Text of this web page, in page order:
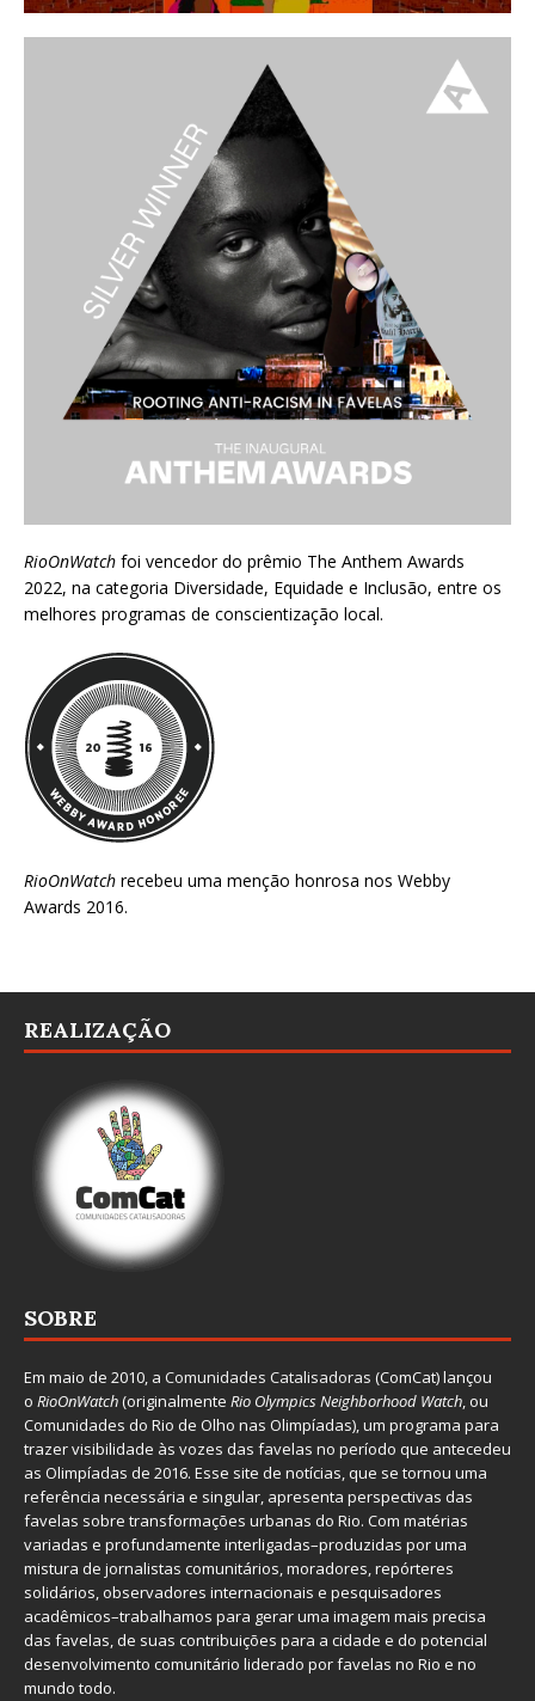
RioOnWatch foi vencedor do prêmio The Anthem Awards
2022, na categoria Diversidade, Equidade e Inclusão, entre os
melhores programas de conscientização local.
RioOnWatch recebeu uma menção honrosa nos Webby
Awards 2016.
REALIZAÇÃO
SOBRE
Em maio de 2010, a Comunidades Catalisadoras (ComCat) lançou
o RioOnWatch(originalmente Rio Olympics Neighborhood Watch, ou
Comunidades do Rio de Olho nas Olimpíadas), um programa para
trazer visibilidade às vozes das favelas no período que antecedeu
as Olimpíadas de 2016. Esse site de notícias, que se tornou uma
referência necessária e singular, apresenta perspectivas das
favelas sobre transformações urbanas do Rio. Com matérias
variadas e profundamente interligadas–produzidas por uma
mistura de jornalistas comunitários, moradores, repórteres
solidários, observadores internacionais e pesquisadores
acadêmicos–trabalhamos para gerar uma imagem mais precisa
das favelas, de suas contribuições para a cidade e do potencial
desenvolvimento comunitário liderado por favelas no Rio e no
mundo todo.